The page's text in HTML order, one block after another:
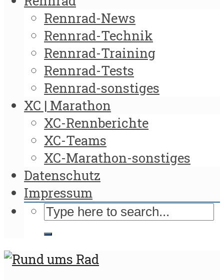
Rennrad-News
Rennrad-Technik
Rennrad-Training
Rennrad-Tests
Rennrad-sonstiges
XC | Marathon
XC-Rennberichte
XC-Teams
XC-Marathon-sonstiges
Datenschutz
Impressum